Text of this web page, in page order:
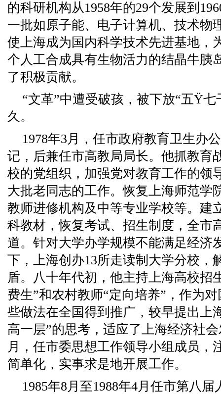
的科研机构从1958年的29个发展到
一批如原子能、电子计算机、技术物
使上海成为国内科学技术先进基地，
个人工合成具有生物活力的结晶牛胰
了积极贡献。
“文革”中遭受破孩，被下放“五Ÿ
久。
1978年3月，任市政府教育卫生办
记，后兼任市高教局局长。他抓教育
校的党组织，加强党对教育工作的领
大批老同志的工作。恢复上海师范学
教师进修机构及中等专业学校等。建
科教材，恢复考试、招生制度，全市
道。针对大学办学规模不能满足经济
下，上海创办13所走读制大学分校，
盾。八十年代初，他主持上海高校招
费生”和农村教师“定向培养”，作为
些做法在全国得到推广，较早提出上
高一层”的思考，适应了上海经济社
月，任市委思想工作领导小组成员，
简单化，实事求是地开展工作。
1985年8月至1988年4月任市第八